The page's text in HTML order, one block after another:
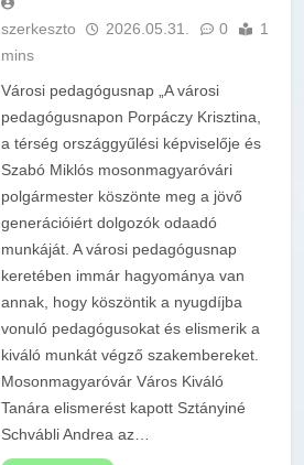
szerkeszto 2026.05.31. 0
1
mins
Városi pedagógusnap „A városi
pedagógusnapon Porpáczy Krisztina,
a térség országgyűlési képviselője és
Szabó Miklós mosonmagyaróvári
polgármester köszönte meg a jövő
generációiért dolgozók odaadó
munkáját. A városi pedagógusnap
keretében immár hagyománya van
annak, hogy köszöntik a nyugdíjba
vonuló pedagógusokat és elismerik a
kiváló munkát végző szakembereket.
Mosonmagyaróvár Város Kiváló
Tanára elismerést kapott Sztányiné
Schvábli Andrea az…